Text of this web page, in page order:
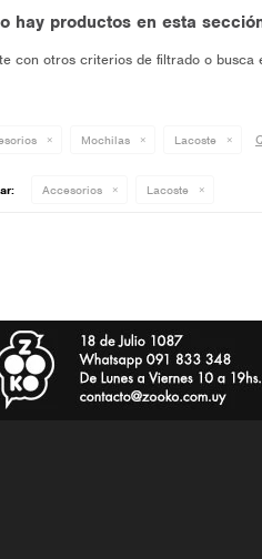
hay productos en esta
con otros criterios de filtrado o
Mochilas Lacoste
Accesorios Lacoste